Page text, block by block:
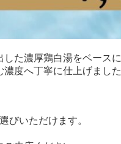
た濃厚鶏白湯をベース
度へ丁寧に仕上げました
びいただけます。